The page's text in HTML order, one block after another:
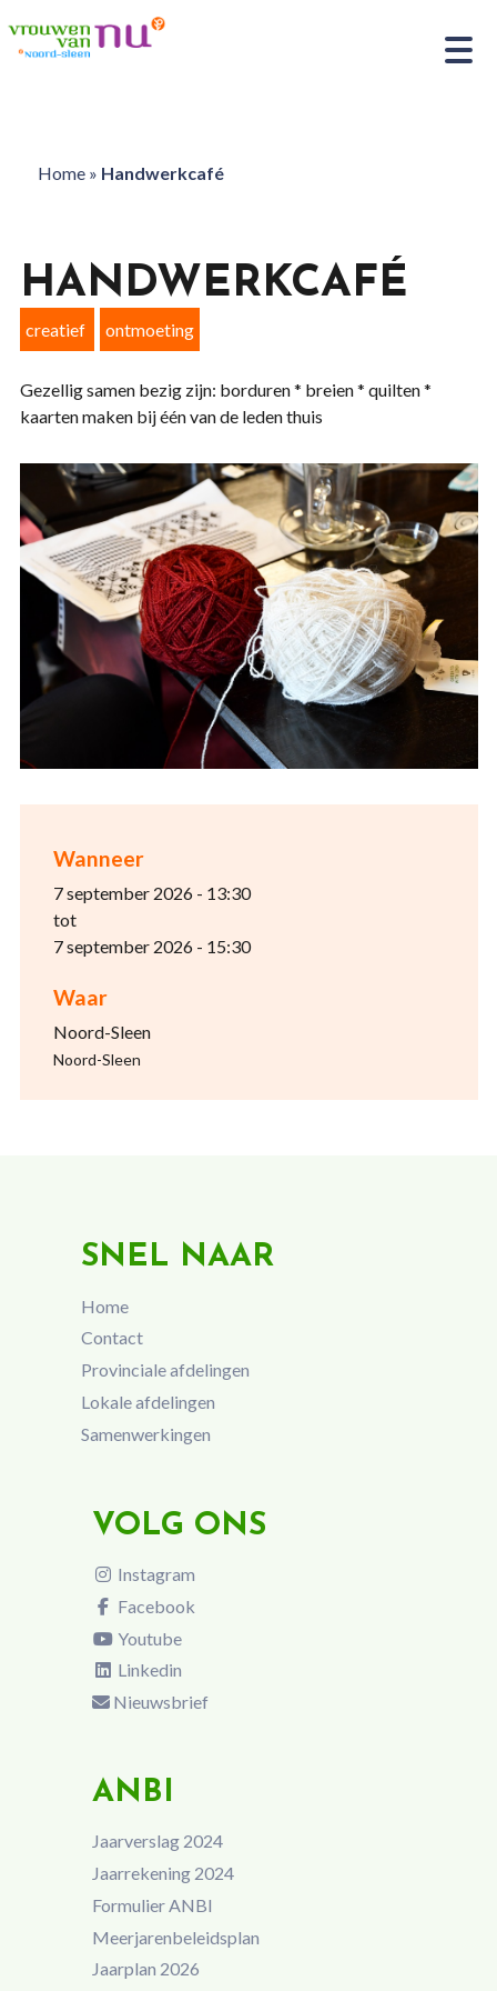
Home» Handwerkcafé
Wanneer
7 september 2026 - 13:30
tot
7 september 2026 - 15:30
Waar
Noord-Sleen
Noord-Sleen
HANDWERKCAFÉ
creatief ontmoeting
Gezellig samen bezig zijn: borduren * breien * quilten *
kaarten maken bij één van de leden thuis
SNEL NAAR
Home
Contact
Provinciale afdelingen
Lokale afdelingen
Samenwerkingen
VOLG ONS
Instagram
Facebook
Youtube
Linkedin
Nieuwsbrief
ANBI
Jaarverslag 2024
Jaarrekening 2024
Formulier ANBI
Meerjarenbeleidsplan
Jaarplan 2026